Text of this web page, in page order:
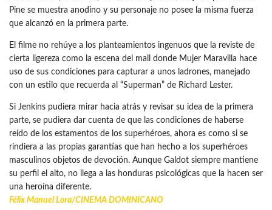
Pine se muestra anodino y su personaje no posee la misma fuerza
que alcanzó en la primera parte.
El filme no rehúye a los planteamientos ingenuos que la reviste de
cierta ligereza como la escena del mall donde Mujer Maravilla hace
uso de sus condiciones para capturar a unos ladrones, manejado
con un estilo que recuerda al “Superman” de Richard Lester.
Si Jenkins pudiera mirar hacia atrás y revisar su idea de la primera
parte, se pudiera dar cuenta de que las condiciones de haberse
reído de los estamentos de los superhéroes, ahora es como si se
rindiera a las propias garantías que han hecho a los superhéroes
masculinos objetos de devoción. Aunque Galdot siempre mantiene
su perfil el alto, no llega a las honduras psicológicas que la hacen ser
una heroína diferente.
Félix Manuel Lora/CINEMA DOMINICANO